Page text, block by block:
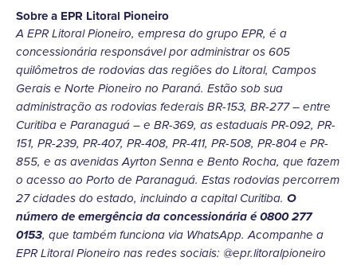
Sobre a EPR Litoral Pioneiro
A EPR Litoral Pioneiro, empresa do grupo EPR, é a
concessionária responsável por administrar os 605
quilômetros de rodovias das regiões do Litoral, Campos
Gerais e Norte Pioneiro no Paraná. Estão sob sua
administração as rodovias federais BR-153, BR-277 – entre
Curitiba e Paranaguá – e BR-369, as estaduais PR-092, PR-
151, PR-239, PR-407, PR-408, PR-411, PR-508, PR-804 e PR-
855, e as avenidas Ayrton Senna e Bento Rocha, que fazem
o acesso ao Porto de Paranaguá. Estas rodovias percorrem
27 cidades do estado, incluindo a capital Curitiba. O
número de emergência da concessionária é 0800 277
0153, que também funciona via WhatsApp. Acompanhe a
EPR Litoral Pioneiro nas redes sociais: @epr.litoralpioneiro